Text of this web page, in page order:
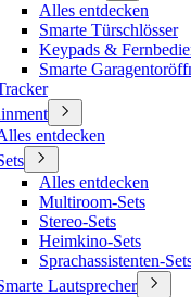
Alles entdecken
Smarte Türschlösser
Keypads &
Smarte
entdecken
Alles entdecken
Multiroom-Sets
Stereo-Sets
Heimkino-Sets
Sprachassistenten-
Lautsprecher